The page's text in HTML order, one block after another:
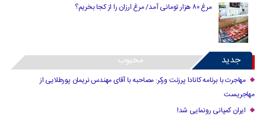
مرغ ۸۰ هزار تومانی آمد/ مرغ ارزان را از کجا بخریم؟
جدید محبوب
مهاجرت با برنامه کانادا پرزنت ورکر: مصاحبه با آقای مهندس نریمان پورطلایی از
مهاجریست
ایران کمپانی رونمایی شد!